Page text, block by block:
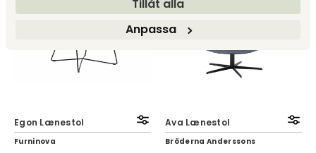
Tillåt alla
Anpassa
Egon Lænestol
Furninova
Ava Lænestol
Bröderna Anderssons